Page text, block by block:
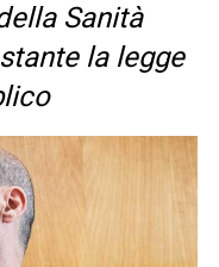
Sanità
la legge